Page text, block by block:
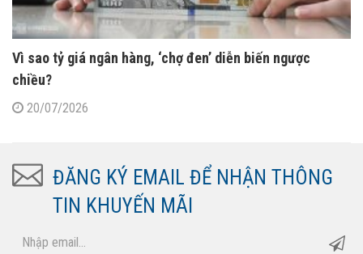
Vì sao tỷ giá ngân hàng, ‘chợ đen’ diễn biến ngược
chiều?
20/07/2026
ĐĂNG KÝ EMAIL ĐỂ NHẬN THÔNG
TIN KHUYẾN MÃI